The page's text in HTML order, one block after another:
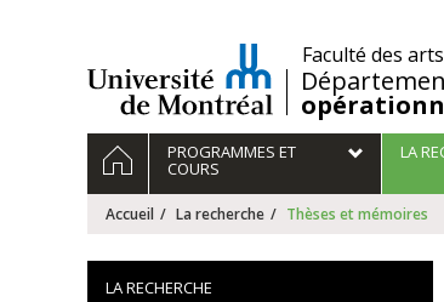
/Faculté des
Navigation
principale
ACCUEILPROGRAMMES ET
COURS
LA
Accueil La recherche Thèses et mémoires
LA RECHERCHE